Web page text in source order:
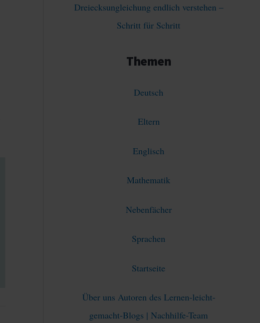
Dreiecksungleichung endlich verstehen –
Schritt für Schritt
Themen
Deutsch
Eltern
Englisch
Mathematik
Nebenfächer
Sprachen
Startseite
Über uns Autoren des Lernen-leicht-
gemacht-Blogs | Nachhilfe-Team